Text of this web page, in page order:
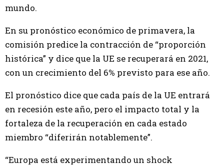
mundo.
En su pronóstico económico de primavera, la
comisión predice la contracción de “proporción
histórica” ​​y dice que la UE se recuperará en 2021,
con un crecimiento del 6% previsto para ese año.
El pronóstico dice que cada país de la UE entrará
en recesión este año, pero el impacto total y la
fortaleza de la recuperación en cada estado
miembro “diferirán notablemente”.
“Europa está experimentando un shock